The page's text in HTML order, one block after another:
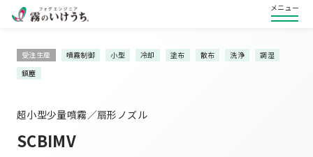
メニュー
受注生産 噴霧制御 小型 冷却 塗布 散布 洗浄
調湿
鎮塵
超小型少量噴霧／扇形ノズル
SCBIMV